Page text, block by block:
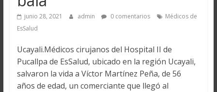
junio 28, 2021 admin 0 comentarios
Médicos de
EsSalud
Ucayali.Médicos cirujanos del Hospital II de
Pucallpa de EsSalud, ubicado en la región Ucayali,
salvaron la vida a Víctor Martínez Peña, de 56
años de edad, un comerciante que llegó al